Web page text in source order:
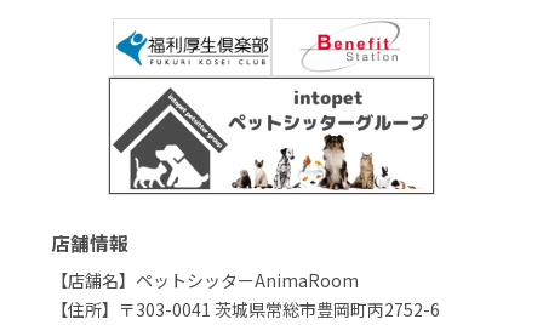
店舗情報
【店舗名】ペットシッターAnimaRoom
【住所】〒303-0041 茨城県常総市豊岡町丙2752-6